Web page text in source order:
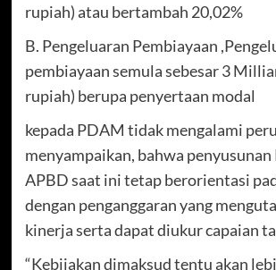
rupiah) atau bertambah 20,02%
B. Pengeluaran Pembiayaan
pembiayaan semula sebesar 3
rupiah) berupa penyertaan modal
kepada PDAM tidak mengalami
menyampaikan, bahwa penyusunan
APBD saat ini tetap berorientasi
dengan penganggaran yang
kinerja serta dapat diukur capaian
“Kebijakan dimaksud tentu akan